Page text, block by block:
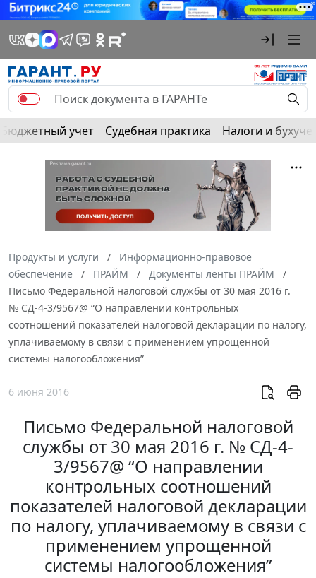
Бюджетный учет Судебная практика Налоги и
Продукты и услуги
Информационно-правовое
обеспечение
ПРАЙМ
Документы ленты ПРАЙМ
Письмо Федеральной налоговой службы от 30 мая 2016 г.
№ СД-4-3/9567@ “О направлении контрольных
соотношений показателей налоговой декларации по налогу,
уплачиваемому в связи с применением упрощенной
системы налогообложения”
6 июня 2016
Письмо Федеральной налоговой
службы от 30 мая 2016 г. № СД-4-
3/9567@ “О направлении
контрольных соотношений
показателей налоговой декларации
по налогу, уплачиваемому в связи с
применением упрощенной
системы налогообложения”